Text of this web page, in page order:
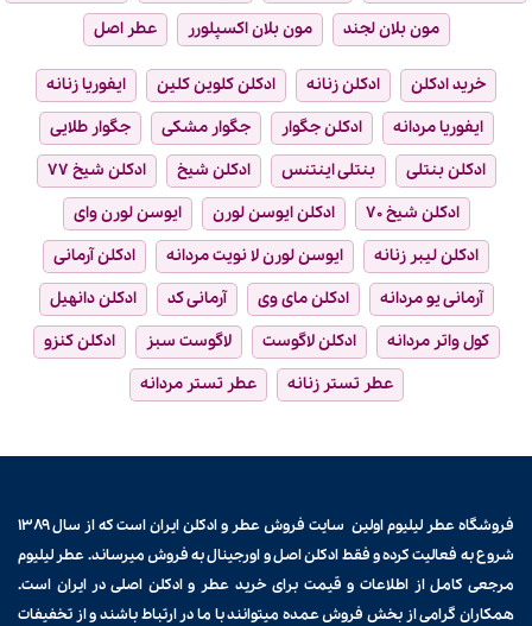
مون بلان لجند
مون بلان اکسپلورر عطر اصل
خرید ادکلن ادکلن زنانه ادکلن کلوین کلین
ایفوریا زنانه
ایفوریا مردانه
ادکلن جگوار جگوار مشکی
جگوار طلایی
ادکلن بنتلی
بنتلی اینتنس ادکلن شیخ
ادکلن شیخ ۷۷
ادکلن شیخ ۷۰
ادکلن ایوسن لورن
ایوسن لورن وای
ادکلن لیبر زنانه
ایوسن لورن لا نویت مردانه
ادکلن آرمانی
آرمانی یو مردانه
ادکلن مای وی آرمانی کد
ادکلن دانهیل
کول واتر مردانه
ادکلن لاگوست لاگوست سبز
ادکلن کنزو
عطر تستر زنانه
عطر تستر مردانه
فروشگاه عطر لیلیوم اولین سایت فروشعطر و ادکلن
ایران است که از سال ۱۳۸۹
شروع به فعالیت کرده و فقط ادکلن اصل و اورجینال به فروش میرساند. عطر لیلیوم
مرجعی کامل از اطلاعات و قیمت برایخرید عطر و ادکلن اصلی در ایران است.
همکاران گرامی از بخش فروش عمده میتوانند با ما در ارتباط باشند و از تخفیفات